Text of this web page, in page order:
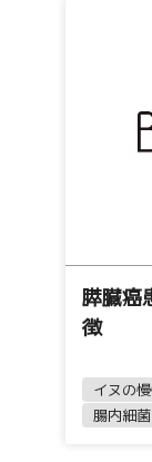
膵臓癌
徴
イヌの
腸内細菌